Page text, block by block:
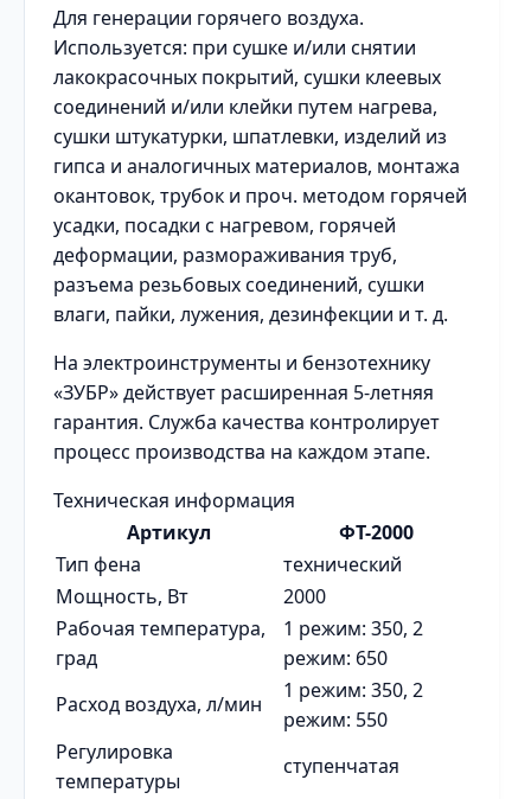
Для генерации горячего воздуха.
Используется: при сушке и/или снятии
лакокрасочных покрытий, сушки клеевых
соединений и/или клейки путем нагрева,
сушки штукатурки, шпатлевки, изделий из
гипса и аналогичных материалов, монтажа
окантовок, трубок и проч. методом горячей
усадки, посадки с нагревом, горячей
деформации, размораживания труб,
разъема резьбовых соединений, сушки
влаги, пайки, лужения, дезинфекции и т. д.
На электроинструменты и бензотехнику
«ЗУБР» действует расширенная 5-летняя
гарантия. Служба качества контролирует
процесс производства на каждом этапе.
Техническая информация
Артикул
ФТ-2000
Тип фена
технический
Мощность, Вт
2000
Рабочая температура,
град
1 режим: 350, 2
режим: 650
Расход воздуха, л/мин
1 режим: 350, 2
режим: 550
Регулировка
температуры
ступенчатая